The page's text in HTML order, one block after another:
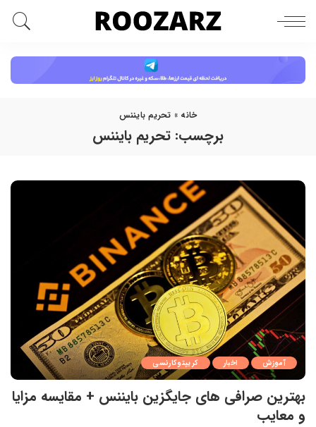
خانه » تحریم بایننس
برچسب: تحریم بایننس
آموزش اخبار کریپتوکارنسی
بهترین صرافی های جایگزین بایننس + مقایسه مزایا
و معایب